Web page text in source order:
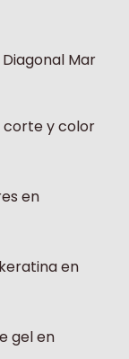
Mar
corte y color
en
en
gel en